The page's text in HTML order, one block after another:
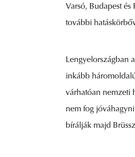
Varsó, Budapest
további
Lengyelországban
inkább
várhatóan nemzeti
nem fog
bírálják majd